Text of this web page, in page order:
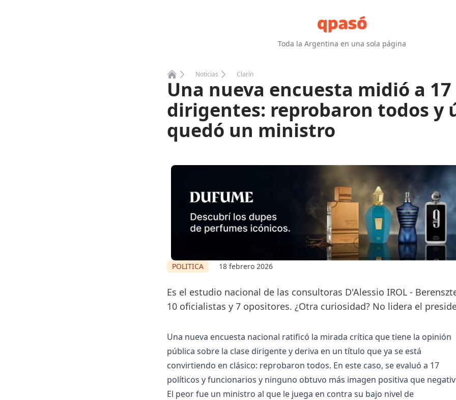
Toda la Argentina en una sola página
Home
Noticias Clarín
Una nueva encuesta midió a 17
dirigentes: reprobaron todos y
quedó un ministro
POLITICA 18 febrero 2026
Es el estudio nacional de las consultoras D'Alessio IROL -
10 oficialistas y 7 opositores. ¿Otra curiosidad? No lidera el
Una nueva encuesta nacional ratificó la mirada crítica que tiene la opinión
pública sobre la clase dirigente y deriva en un título que ya se está
convirtiendo en clásico: reprobaron todos. En este caso, se evaluó a 17
políticos y funcionarios y ninguno obtuvo más imagen positiva que
El peor fue un ministro al que le juega en contra su bajo nivel de